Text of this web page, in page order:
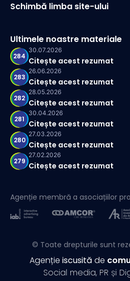
Schimbă limba site-ului
Ultimele noastre materiale
284
30.07.2026
Citește acest rezumat
283
26.06.2026
Citește acest rezumat
282
28.05.2026
Citește acest rezumat
281
30.04.2026
Citește acest rezumat
280
27.03.2026
Citește acest rezumat
279
27.02.2026
Citește acest rezumat
Agenție membră a asociațiilor
© Toate drepturile sunt
Agenție iscusită de
Social media, PR și